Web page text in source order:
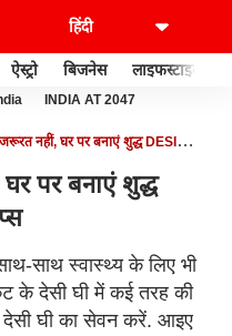
ऐस्ट्रो बिजनेस लाइफस्टाइल
INDIA AT 2047
नहीं, घर पर बनाएं शुद्ध DESI
पर बनाएं शुद्ध
साथ स्वास्थ्य के लिए भी
के देसी घी में कई तरह की
देसी घी का सेवन करें. आइए